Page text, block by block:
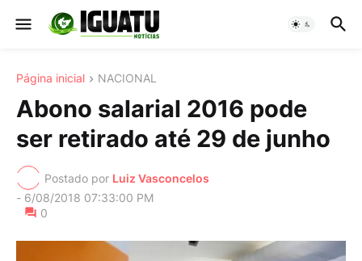
Página inicial NACIONAL
Abono salarial 2016 pode
ser retirado até 29 de junho
Postado por Luiz Vasconcelos
- 6/08/2018 07:33:00 PM
0